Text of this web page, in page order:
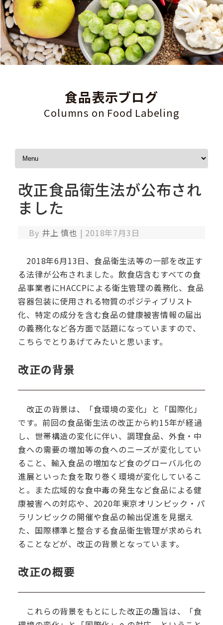
食品表示ブログ
Columns on Food Labeling
改正食品衛生法が公布され
ました
By 井上 慎也 | 2018年7月3日
2018年6月13日、食品衛生法等の一部を改正す
る法律が公布されました。飲食店含むすべての食
品事業者にHACCPによる衛生管理の義務化、食品
容器包装に使用される物質のポジティブリスト
化、特定の成分を含む食品の健康被害情報の届出
の義務化など各方面で話題になっていますので、
こちらでとりあげてみたいと思います。
改正の背景
改正の背景は、「食環境の変化」と「国際化」
です。前回の食品衛生法の改正から約15年が経過
し、世帯構造の変化に伴い、調理食品、外食・中
食への需要の増加等の食へのニーズが変化してい
ること、輸入食品の増加など食のグローバル化の
進展といった食を取り巻く環境が変化しているこ
と。また広域的な食中毒の発生など食品による健
康被害への対応や、2020年東京オリンピック・パ
ラリンピックの開催や食品の輸出促進を見据え
た、国際標準と整合する食品衛生管理が求められ
ることなどが、改正の背景となっています。
改正の概要
これらの背景をもとにした改正の趣旨は、「食